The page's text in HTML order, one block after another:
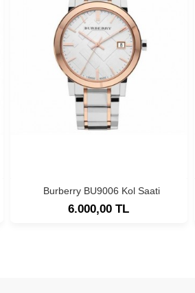
Burberry BU9006 Kol Saati
6.000,00 TL